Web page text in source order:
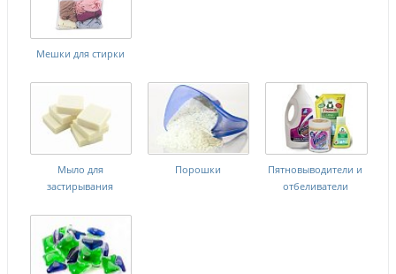
Мешки для стирки
Мыло для
застирывания
Порошки
Пятновыводители и
отбеливатели